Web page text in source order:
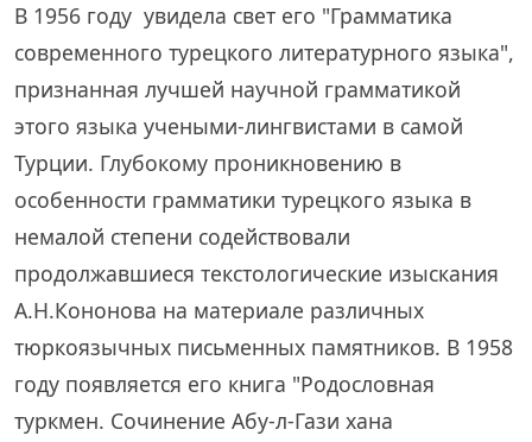
В 1956 году увидела свет его "Грамматика
современного турецкого литературного языка",
признанная лучшей научной грамматикой
этого языка учеными-лингвистами в самой
Турции. Глубокому проникновению в
особенности грамматики турецкого языка в
немалой степени содействовали
продолжавшиеся текстологические изыскания
А.Н.Кононова на материале различных
тюркоязычных письменных памятников. В 1958
году появляется его книга "Родословная
туркмен. Сочинение Абу-л-Гази хана